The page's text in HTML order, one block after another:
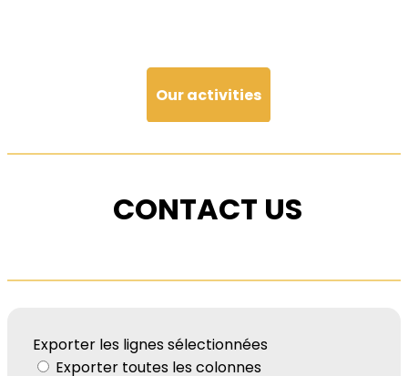
Our activities
CONTACT US